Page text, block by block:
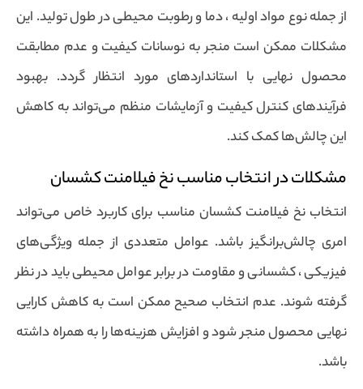
از جمله نوع مواد اولیه ، دما و رطوبت محیطی در طول تولید. این
مشکلات ممکن است منجر به نوسانات کیفیت و عدم مطابقت
محصول نهایی با استانداردهای مورد انتظار گردد. بهبود
فرآیندهای کنترل کیفیت و آزمایشات منظم می‌تواند به کاهش
این چالش‌ها کمک کند.
مشکلات در انتخاب مناسب نخ فیلامنت کشسان
انتخاب نخ فیلامنت کشسان مناسب برای کاربرد خاص می‌تواند
امری چالش‌برانگیز باشد. عوامل متعددی از جمله ویژگی‌های
فیزیکی ، کشسانی و مقاومت در برابر عوامل محیطی باید در نظر
گرفته شوند. عدم انتخاب صحیح ممکن است به کاهش کارایی
نهایی محصول منجر شود و افزایش هزینه‌ها را به همراه داشته
باشد.